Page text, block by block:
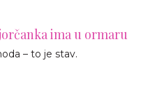
ima u ormaru
– to je stav.